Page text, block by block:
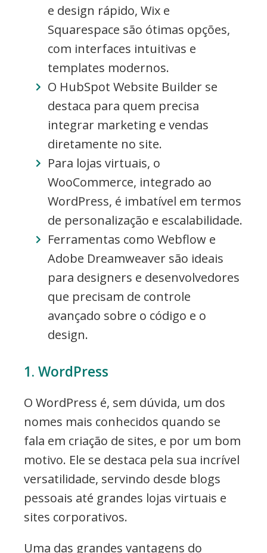
e design rápido, Wix e
Squarespace são ótimas opções,
com interfaces intuitivas e
templates modernos.
O HubSpot Website Builder se
destaca para quem precisa
integrar marketing e vendas
diretamente no site.
Para lojas virtuais, o
WooCommerce, integrado ao
WordPress, é imbatível em termos
de personalização e escalabilidade.
Ferramentas como Webflow e
Adobe Dreamweaver são ideais
para designers e desenvolvedores
que precisam de controle
avançado sobre o código e o
design.
1. WordPress
O WordPress é, sem dúvida, um dos
nomes mais conhecidos quando se
fala em criação de sites, e por um bom
motivo. Ele se destaca pela sua incrível
versatilidade, servindo desde blogs
pessoais até grandes lojas virtuais e
sites corporativos.
Uma das grandes vantagens do